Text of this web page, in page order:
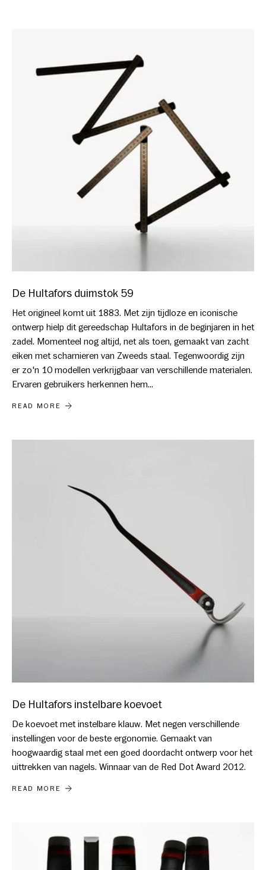
De Hultafors duimstok 59
Het origineel komt uit 1883. Met zijn tijdloze en iconische
ontwerp hielp dit gereedschap Hultafors in de beginjaren in het
zadel. Momenteel nog altijd, net als toen, gemaakt van zacht
eiken met scharnieren van Zweeds staal. Tegenwoordig zijn
er zo'n 10 modellen verkrijgbaar van verschillende materialen.
Ervaren gebruikers herkennen hem...
DE HULTAFORS DUIMSTOK 59
READ MORE
De Hultafors instelbare koevoet
De koevoet met instelbare klauw. Met negen verschillende
instellingen voor de beste ergonomie. Gemaakt van
hoogwaardig staal met een goed doordacht ontwerp voor het
uittrekken van nagels. Winnaar van de Red Dot Award 2012.
DE HULTAFORS INSTELBARE KOEVOET
READ MORE